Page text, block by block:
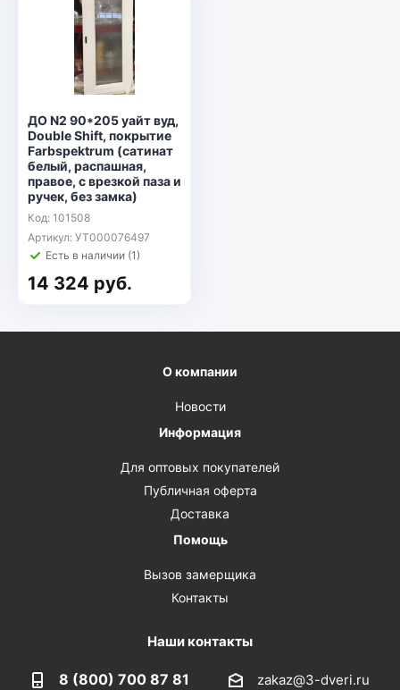
ДО N2 90*205 уайт вуд,
Double Shift, покрытие
Farbspektrum (сатинат
белый, распашная,
правое, с врезкой паза и
ручек, без замка)
Код: 101508
Артикул: УТ000076497
Есть в наличии (1)
14 324 руб.
О компании
Новости
Информация
Для оптовых покупателей
Публичная оферта
Доставка
Помощь
Вызов замерщика
Контакты
Наши контакты
8 (800) 700 87 81 zakaz@3-dveri.ru